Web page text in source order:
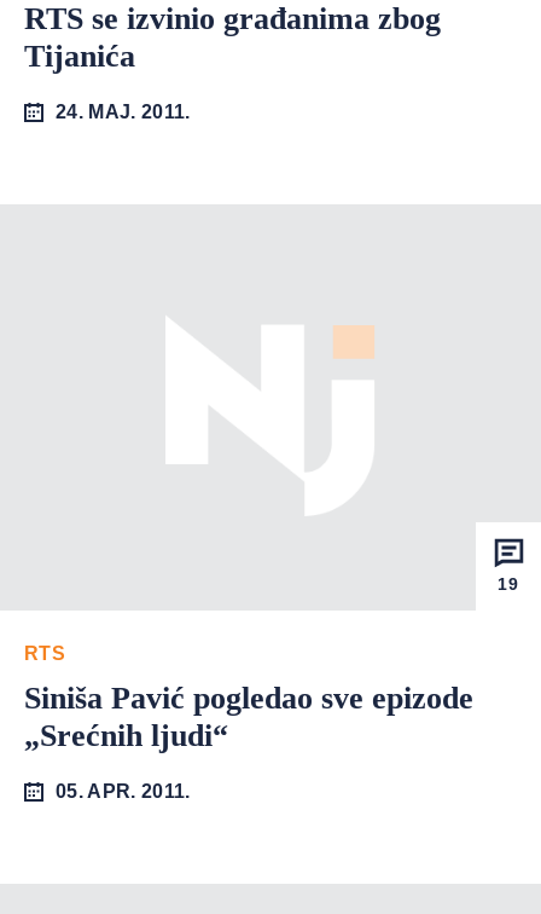
RTS se izvinio građanima zbog
Tijanića
24. MAJ. 2011.
19
RTS
Siniša Pavić pogledao sve epizode
„Srećnih ljudi“
05. APR. 2011.